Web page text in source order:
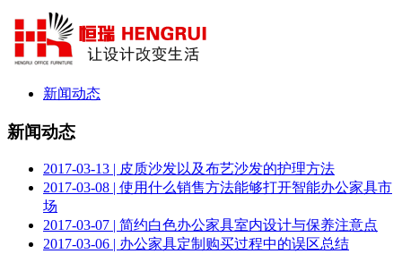
新闻动态
新闻动态
2017-03-13 | 皮质沙发以及布艺沙发的护理方法
2017-03-08 | 使用什么销售方法能够打开智能办公家具市
场
2017-03-07 | 简约白色办公家具室内设计与保养注意点
2017-03-06 | 办公家具定制购买过程中的误区总结